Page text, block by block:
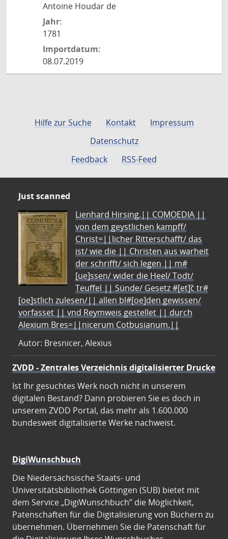
Antoine Houdar de
Jahr:
1781
Importdatum:
08.07.2019
Hilfe zur Suche Kontakt
Impressum
Datenschutz
Feedback
RSS-Feed
Just scanned
Lienhard Hirsing.|| COMOEDIA ||
von dem geystlichen kampff/
Christ=||licher Ritterschafft/ das
ist/ wie die || Christen aus warheit
der schrifft/ sich legen || m#
[ue]ssen/ wider die Heel/ Todt/
Teuffel || Sünde/ Gesetz #[et]c̃ tr#
[oe]stlich zulesen/|| allen bl#[oe]den gewissen/
vorfasset || vnd Reymweis gestellet || durch
Alexium Bres=||nicerum Cotbusianum.||
Autor: Bresnicer, Alexius
ZVDD - Zentrales Verzeichnis digitalisierter Drucke
Ist Ihr gesuchtes Werk noch nicht in unserem
digitalen Bestand? Dann probieren Sie es doch in
unserem ZVDD Portal, das mehr als 1.600.000
bundesweit digitalisierte Werke nachweist.
DigiWunschbuch
Die Niedersächsische Staats- und
Universitätsbibliothek Göttingen (SUB) bietet mit
dem Service „DigiWunschbuch” die Möglichkeit,
Patenschaften für die Digitalisierung von Büchern zu
übernehmen. Übernehmen Sie die Patenschaft für